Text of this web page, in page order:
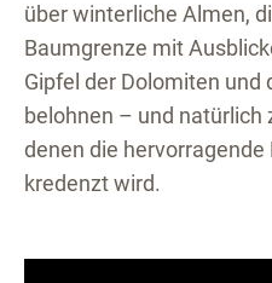
über winterliche Almen,
Baumgrenze mit
Gipfel der Dolomiten
belohnen – und natürlich
denen die hervorragende
kredenzt wird.